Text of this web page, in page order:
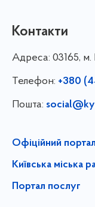
Контакти
Адреса: 03165,
Телефон: +380
Пошта:
Офіційний
Київська міська
Портал послуг